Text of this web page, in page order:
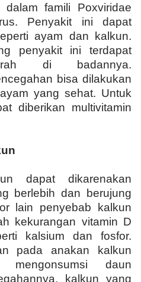
famili Poxviridae
Penyakit ini dapat
ayam dan kalkun.
penyakit ini terdapat
di badannya.
bisa dilakukan
yang sehat. Untuk
diberikan multivitamin
dapat dikarenakan
berlebih dan berujung
lain penyebab kalkun
kekurangan vitamin D
kalsium dan fosfor.
pada anakan kalkun
mengonsumsi daun
kalkun yang